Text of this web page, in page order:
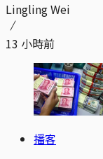
Lingling Wei
13 小時前
播客